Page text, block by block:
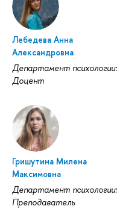
Лебедева Анна
Александровна
Департамент психологии:
Доцент
Гришутина Милена
Максимовна
Департамент психологии:
Преподаватель